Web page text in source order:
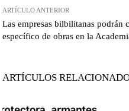
ARTÍCULO ANTERIOR
Las empresas bilbilitanas podrán
específico de obras en la
ARTÍCULOS